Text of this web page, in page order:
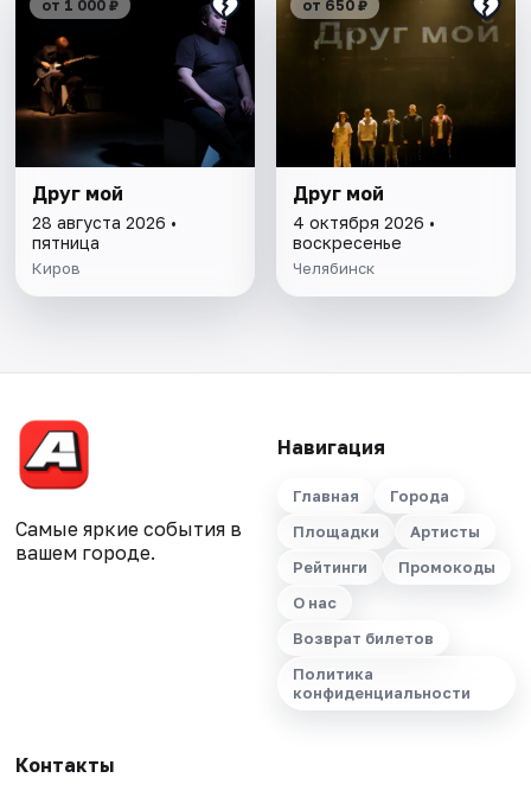
от 1 000 ₽
Друг мой
28 августа 2026 •
пятница
Киров
от 650 ₽
Друг мой
4 октября 2026 •
воскресенье
Челябинск
Самые яркие события в
вашем городе.
Навигация
Главная
Города
Площадки
Артисты
Рейтинги
Промокоды
О нас
Возврат билетов
Политика
конфиденциальности
Контакты